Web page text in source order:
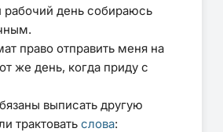
рабочий день собираюсь
право отправить меня на
же день, когда приду с
выписать другую
трактовать слова: